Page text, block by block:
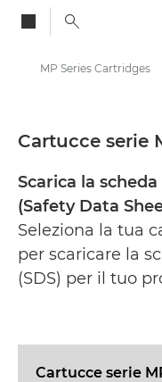
Schede tecniche di
MP Series Cartridges
Cartucce serie
Scarica la
(Safety Data
Seleziona la tua
per scaricare la
(SDS) per il tuo
Cartucce serie